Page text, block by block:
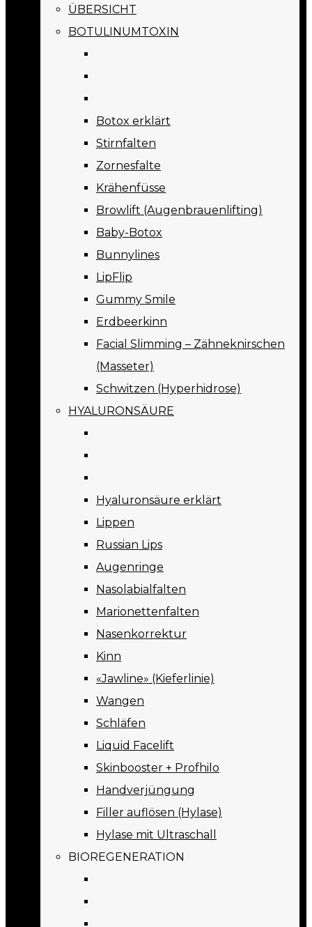
ÜBERSICHT
BOTULINUMTOXIN
Botox erklärt
Stirnfalten
Zornesfalte
Krähenfüsse
Browlift (Augenbrauenlifting)
Baby-Botox
Bunnylines
LipFlip
Gummy Smile
Erdbeerkinn
Facial Slimming – Zähneknirschen
(Masseter)
Schwitzen (Hyperhidrose)
HYALURONSÄURE
Hyaluronsäure erklärt
Lippen
Russian Lips
Augenringe
Nasolabialfalten
Marionettenfalten
Nasenkorrektur
Kinn
«Jawline» (Kieferlinie)
Wangen
Schläfen
Liquid Facelift
Skinbooster + Profhilo
Handverjüngung
Filler auflösen (Hylase)
Hylase mit Ultraschall
BIOREGENERATION